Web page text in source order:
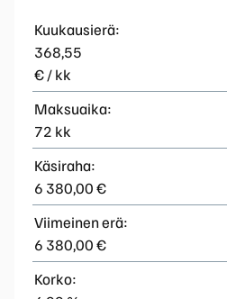
Kuukausierä:
368,55
€ / kk
Maksuaika:
72 kk
Käsiraha:
6 380,00 €
Viimeinen erä:
6 380,00 €
Korko: